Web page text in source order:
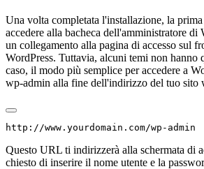
Una volta completata l'installazione, la
accedere alla bacheca dell'amministratore di
un collegamento alla pagina di accesso sul
WordPress. Tuttavia, alcuni temi non hanno
caso, il modo più semplice per accedere a
wp-admin alla fine dell'indirizzo del tuo sito
Questo URL ti indirizzerà alla schermata di
chiesto di inserire il nome utente e la